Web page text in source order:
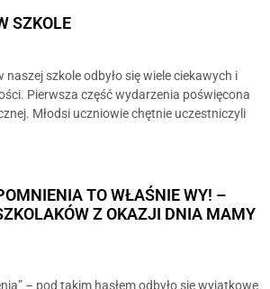
SZKOLE
naszej szkole odbyło się wiele ciekawych i
Pierwsza część wydarzenia poświęcona
Młodsi uczniowie chętnie uczestniczyli
TO WŁAŚNIE WY! –
Z OKAZJI DNIA MAMY
– pod takim hasłem odbyło się wyjątkowe